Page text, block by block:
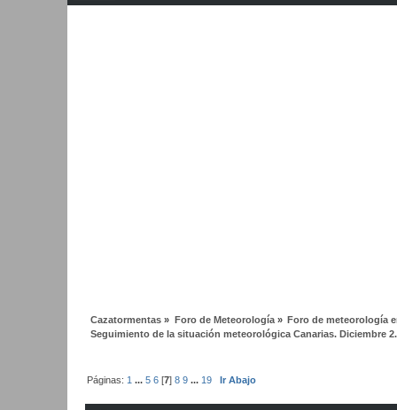
Cazatormentas » Foro de Meteorología» Foro de meteorología
Seguimiento de la situación meteorológica Canarias. Diciembre
Páginas: 1 ...5 6 [7]8 9 ... 19 Ir Abajo